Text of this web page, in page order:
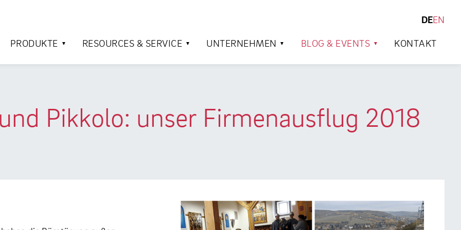
DEEN
PRODUKTE
RESOURCES & SERVICE UNTERNEHMEN BLOG & EVENTS KONTAKT
Pikkolo: unser Firmenausflug 2018